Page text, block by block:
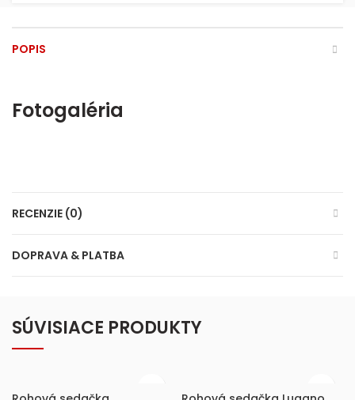
POPIS
Fotogaléria
RECENZIE (0)
DOPRAVA & PLATBA
SÚVISIACE PRODUKTY